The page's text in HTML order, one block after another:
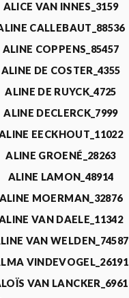
ALICE VAN INNES_3159
CALLEBAUT_88536
ALINE COPPENS_85457
ALINE DE COSTER_4355
ALINE DE RUYCK_4725
ALINE DECLERCK_7999
EECKHOUT_11022
ALINE GROENÉ_28263
ALINE LAMON_48914
ALINE MOERMAN_32876
VAN DAELE_11342
VAN WELDEN_74587
VINDEVOGEL_26191
VAN LANCKER_6961